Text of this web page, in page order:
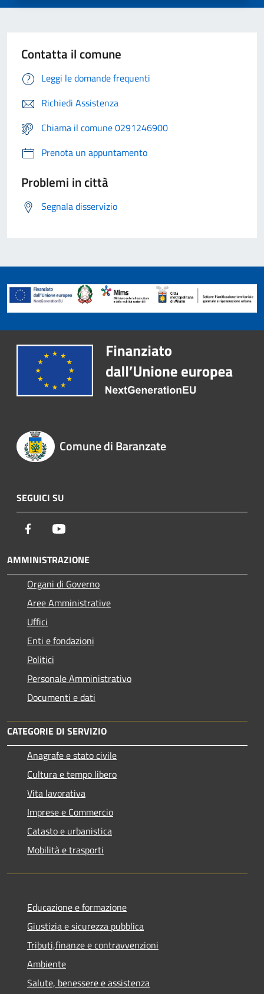
Contatta il comune
Leggi le domande frequenti
Richiedi Assistenza
Chiama il comune 0291246900
Prenota un appuntamento
Problemi in città
Segnala disservizio
Comune di Baranzate
SEGUICI SU
Facebook
AMMINISTRAZIONE
Organi di Governo
Aree Amministrative
Uffici
Enti e fondazioni
Politici
Personale Amministrativo
Documenti e dati
CATEGORIE DI SERVIZIO
Anagrafe e stato civile
Cultura e tempo libero
Vita lavorativa
Imprese e Commercio
Catasto e urbanistica
Mobilità e trasporti
Educazione e formazione
Giustizia e sicurezza pubblica
Tributi,finanze e contravvenzioni
Ambiente
Salute, benessere e assistenza